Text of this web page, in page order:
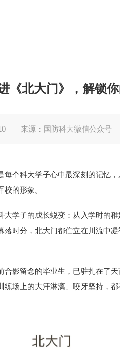
《北大门》，解锁
来源：国防科大微信公众号
个科大学子心中最深刻的记忆
的形象。
学子的成长蜕变：从入学时的
时分，北大门都伫立在川流中
影留念的毕业生，已驻扎在了
场上的大汗淋漓、咬牙坚持，